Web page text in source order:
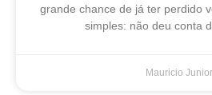
grande chance de já ter perdido
simples: não deu conta
Mauricio Junior